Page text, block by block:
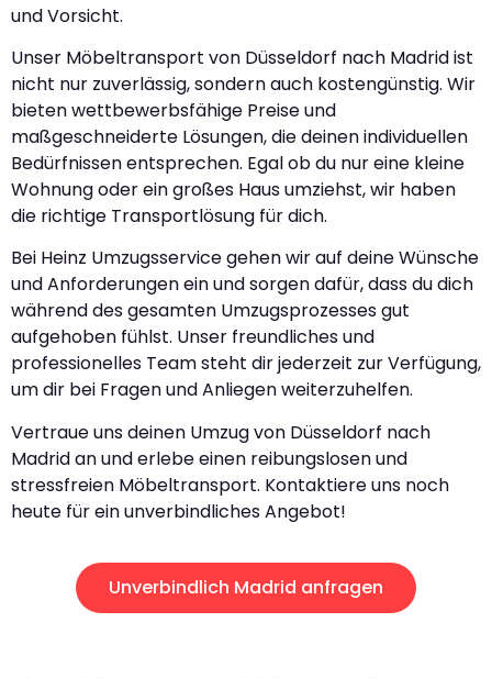
und Vorsicht.
Unser Möbeltransport von Düsseldorf nach Madrid ist
nicht nur zuverlässig, sondern auch kostengünstig. Wir
bieten wettbewerbsfähige Preise und
maßgeschneiderte Lösungen, die deinen individuellen
Bedürfnissen entsprechen. Egal ob du nur eine kleine
Wohnung oder ein großes Haus umziehst, wir haben
die richtige Transportlösung für dich.
Bei Heinz Umzugsservice gehen wir auf deine Wünsche
und Anforderungen ein und sorgen dafür, dass du dich
während des gesamten Umzugsprozesses gut
aufgehoben fühlst. Unser freundliches und
professionelles Team steht dir jederzeit zur Verfügung,
um dir bei Fragen und Anliegen weiterzuhelfen.
Vertraue uns deinen Umzug von Düsseldorf nach
Madrid an und erlebe einen reibungslosen und
stressfreien Möbeltransport. Kontaktiere uns noch
heute für ein unverbindliches Angebot!
Unverbindlich Madrid anfragen